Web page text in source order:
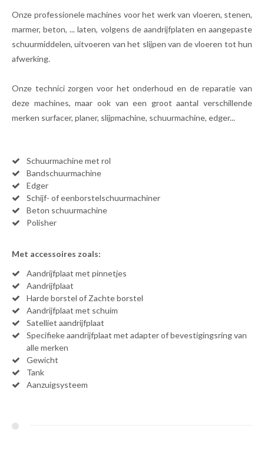
Onze professionele machines voor het werk van vloeren, stenen,
marmer, beton, ... laten, volgens de aandrijfplaten en aangepaste
schuurmiddelen, uitvoeren van het slijpen van de vloeren tot hun
afwerking.
Onze technici zorgen voor het onderhoud en de reparatie van
deze machines, maar ook van een groot aantal verschillende
merken surfacer, planer, slijpmachine, schuurmachine, edger...
Schuurmachine met rol
Bandschuurmachine
Edger
Schijf- of eenborstelschuurmachiner
Beton schuurmachine
Polisher
Met accessoires zoals:
Aandrijfplaat met pinnetjes
Aandrijfplaat
Harde borstel of Zachte borstel
Aandrijfplaat met schuim
Satelliet aandrijfplaat
Specifieke aandrijfplaat met adapter of bevestigingsring van
alle merken
Gewicht
Tank
Aanzuigsysteem